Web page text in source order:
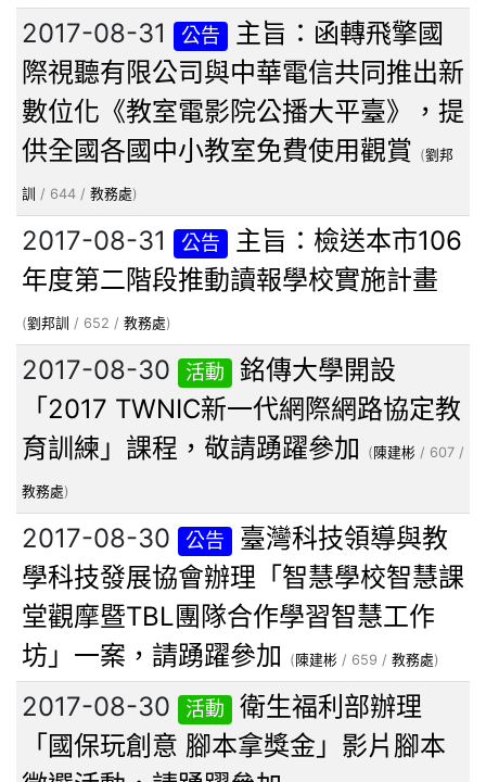
2017-08-31 公告
主旨：函轉飛擎國
際視聽有限公司與中華電信共同推出新
數位化《教室電影院公播大平臺》，提
供全國各國中小教室免費使用觀賞 (劉邦
訓 / 644 / 教務處)
2017-08-31 公告
主旨：檢送本市106
年度第二階段推動讀報學校實施計畫
(劉邦訓 / 652 / 教務處)
2017-08-30 活動
銘傳大學開設
「2017 TWNIC新一代網際網路協定教
育訓練」課程，敬請踴躍參加
( 陳建彬 / 607 /
教務處)
2017-08-30 公告
臺灣科技領導與教
學科技發展協會辦理「智慧學校智慧課
堂觀摩暨TBL團隊合作學習智慧工作
坊」一案，請踴躍參加
(陳建彬 / 659 / 教務處)
2017-08-30 活動
衛生福利部辦理
「國保玩創意 腳本拿獎金」影片腳本